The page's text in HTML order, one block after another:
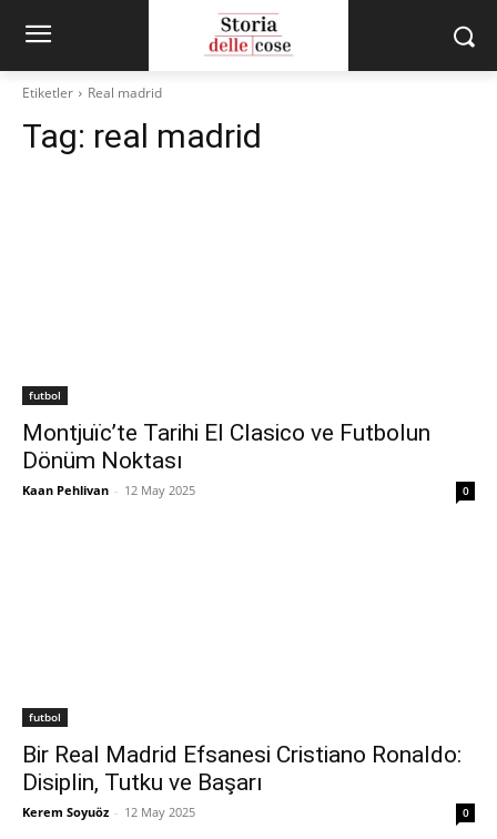
Etiketler Real madrid
Tag: real madrid
futbol
Montjuïc’te Tarihi El Clasico ve Futbolun
Dönüm Noktası
Kaan Pehlivan - 12 May 2025 0
futbol
Bir Real Madrid Efsanesi Cristiano Ronaldo:
Disiplin, Tutku ve Başarı
Kerem Soyuöz - 12 May 2025 0